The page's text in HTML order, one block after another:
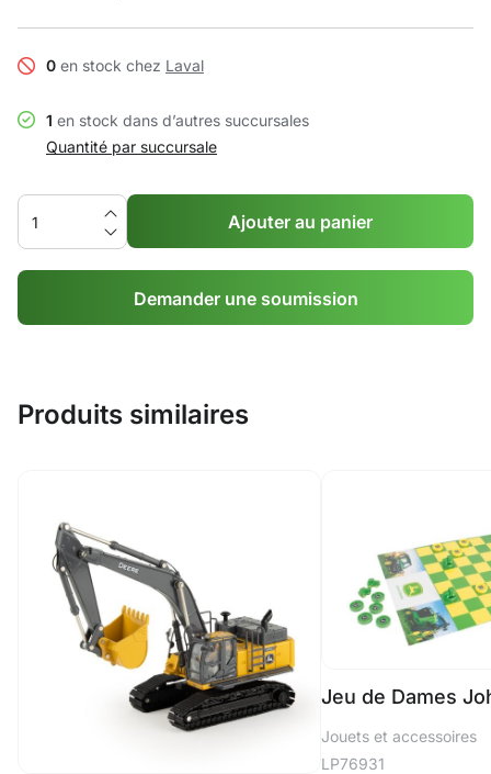
0 en stock chez Laval
1 en stock dans d’autres succursales
Quantité par succursale
Ajouter au panier
Demander une soumission
Produits similaires
Jeu de Dames
Jouets et accessoires
LP76931